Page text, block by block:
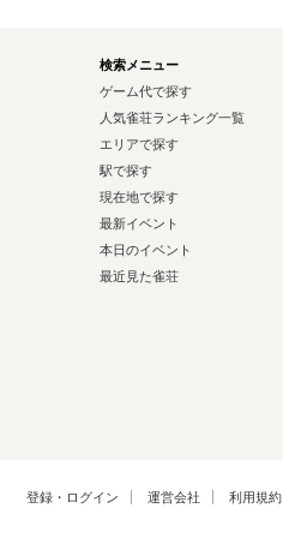
検索メニュー
ゲーム代で探す
人気雀荘ランキング一覧
エリアで探す
駅で探す
現在地で探す
最新イベント
本日のイベント
最近見た雀荘
登録・ログイン 運営会社 利用規約